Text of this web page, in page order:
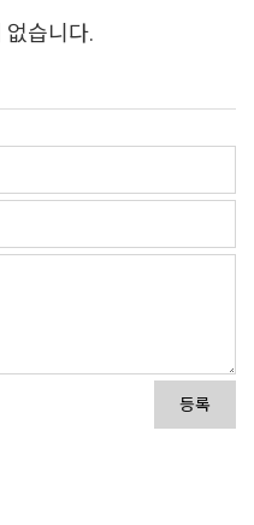
없습니다.
등록